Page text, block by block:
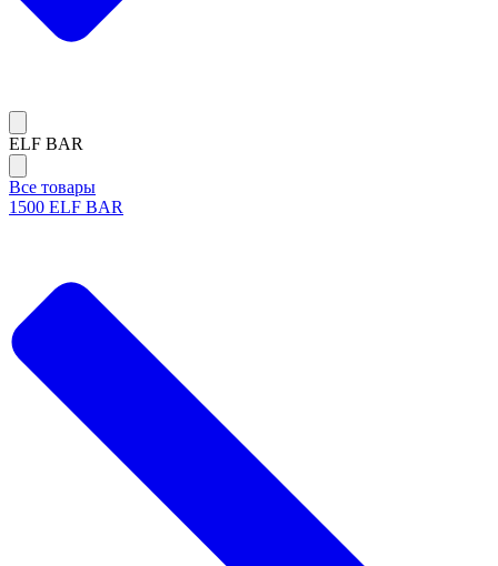
ELF BAR
Все товары
1500 ELF BAR